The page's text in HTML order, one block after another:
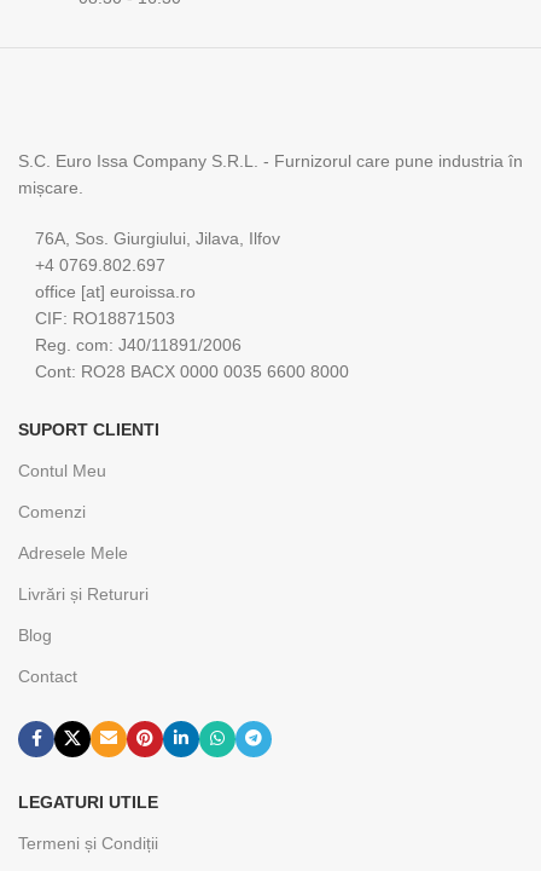
S.C. Euro Issa Company S.R.L. - Furnizorul care pune industria în
mișcare.
76A, Sos. Giurgiului, Jilava, Ilfov
+4 0769.802.697
office [at] euroissa.ro
CIF: RO18871503
Reg. com: J40/11891/2006
Cont: RO28 BACX 0000 0035 6600 8000
SUPORT CLIENTI
Contul Meu
Comenzi
Adresele Mele
Livrări și Retururi
Blog
Contact
LEGATURI UTILE
Termeni și Condiții